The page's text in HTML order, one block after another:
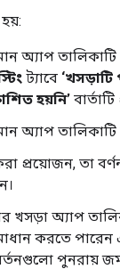
হয়:
অ্যাপ
ট্যাবে ‘খসড়াটি
হয়নি’
অ্যাপ তালিকাটি
প্রয়োজন, তা
অ্যাপ
করতে পারেন
পুনরায়